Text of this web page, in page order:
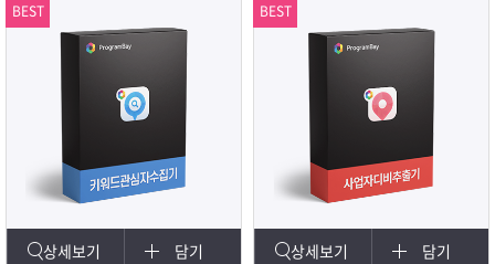
상세보기 담기
BEST
상세보기 담기
BEST